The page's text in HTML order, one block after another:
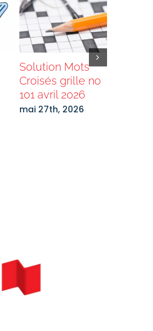
Solution Mots
Croisés grille no
101 avril 2026
mai 27th, 2026